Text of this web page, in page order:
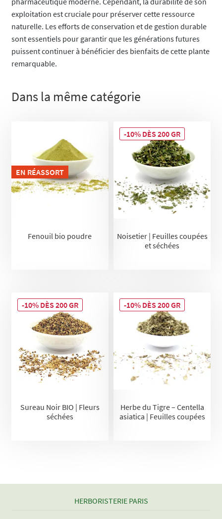
exploitation est cruciale pour préserver cette ressource
naturelle. Les efforts de conservation et de gestion durable
sont essentiels pour garantir que les générations futures
puissent continuer à bénéficier des bienfaits de cette plante
remarquable.
Dans la même catégorie
EN RÉASSORT
Fenouil bio poudre
Noisetier | Feuilles coupées
et séchées
-10% DÈS 200 GR
Sureau Noir BIO | Fleurs
séchées
-10% DÈS 200 GR
Herbe du Tigre – Centella
asiatica | Feuilles coupées
-10% DÈS 200 GR
HERBORISTERIE PARIS